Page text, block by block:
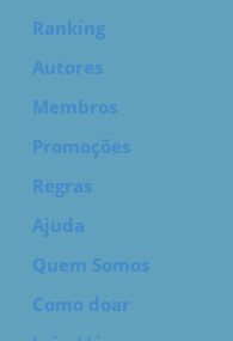
Ranking
Autores
Membros
Promoções
Regras
Ajuda
Quem Somos
Como doar